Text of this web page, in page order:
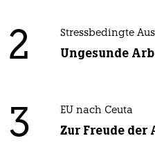
2 Stressbedingte
Ungesunde
3 EU nach Ceuta
Zur Freude